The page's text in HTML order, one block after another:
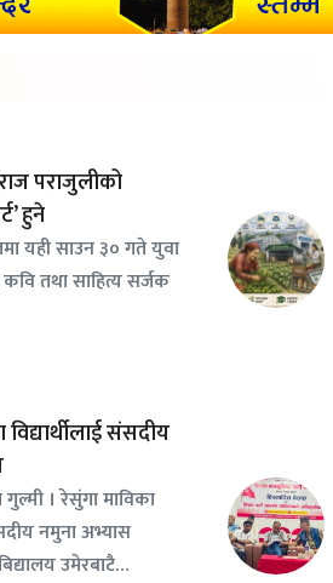
पराजुलीको
हुने
यही साउन ३० गते युवा
कवि तथा साहित्य सर्जक
विद्यार्थीलाई संसदीय
। रेसुंगा माविका
नमुना अभ्यास
उमेरबाटै…